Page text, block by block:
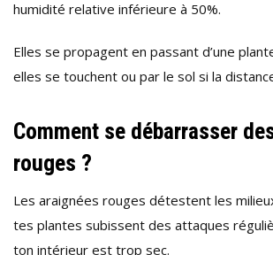
humidité relative inférieure à 50%.
Elles se propagent en passant d’une
elles se touchent ou par le sol si la
Comment se débarrasser
rouges ?
Les araignées rouges détestent les
tes plantes subissent des attaques
ton intérieur est trop sec.